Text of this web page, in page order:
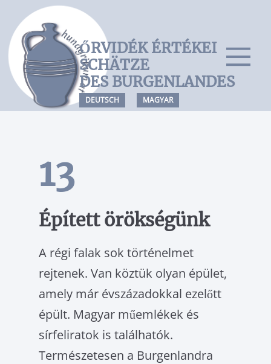
Főoldal
– Felsőpulya
– Felsőőr
ÉRTÉKMEGŐRZÉS
HAGYOMÁNYOK
NÉPDAL
SZÍNJÁTSZÁS
NÉPMESE
KÖLTÉSZET
NYELVJÁRAS
NÉPSZOKÁSOK
KONYHA
ŐRVIDÉK ÉRTÉKEI
SCHÄTZE
DES BURGENLANDES
DEUTSCH MAGYAR
13
Épített örökségünk
A régi falak sok történelmet
rejtenek. Van köztük olyan épület,
amely már évszázadokkal ezelőtt
épült. Magyar műemlékek és
sírfeliratok is találhatók.
Természetesen a Burgenlandra